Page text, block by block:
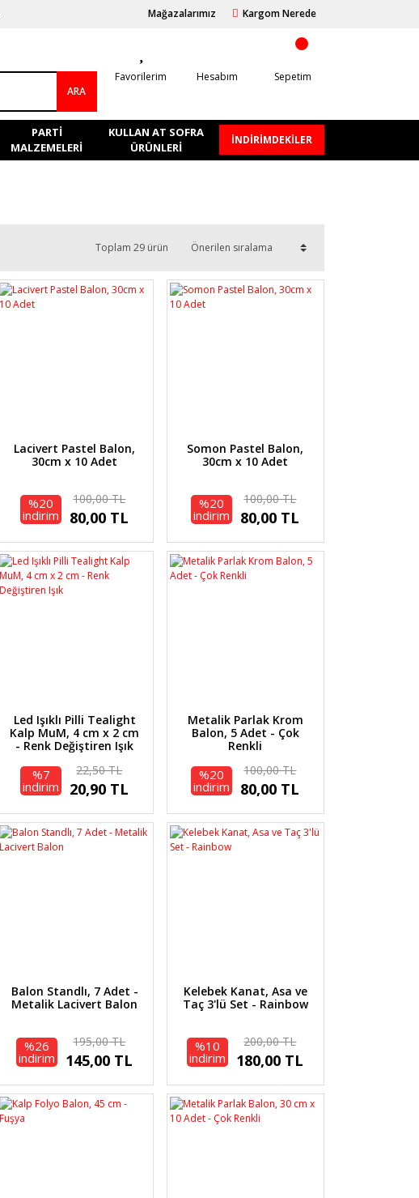
Mağazalarımız Kargom Nerede
ARA
Favorilerim Hesabım Sepetim
PARTI
MALZEMELERI
KULLAN AT SOFRA
ÜRÜNLERI
İNDİRİMDEKİLER
Toplam 29 ürün
Lacivert Pastel Balon,
30cm x 10 Adet
%20
indirim
100,00 TL
80,00 TL
Somon Pastel Balon,
30cm x 10 Adet
%20
indirim
100,00 TL
80,00 TL
Led Işıklı Pilli Tealight
Kalp MuM, 4 cm x 2 cm
- Renk Değiştiren Işık
%7
indirim
22,50 TL
20,90 TL
Metalik Parlak Krom
Balon, 5 Adet - Çok
Renkli
%20
indirim
100,00 TL
80,00 TL
Balon Standlı, 7 Adet -
Metalik Lacivert Balon
%26
indirim
195,00 TL
145,00 TL
Kelebek Kanat, Asa ve
Taç 3'lü Set - Rainbow
%10
indirim
200,00 TL
180,00 TL